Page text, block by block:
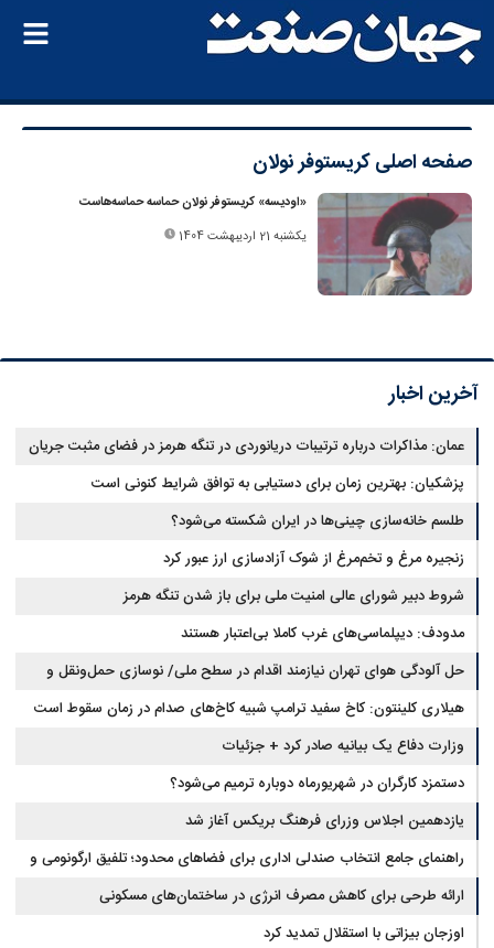
صفحه اصلیکریستوفر نولان
«اودیسه» کریستوفر نولان حماسه حماسه‌هاست
یکشنبه 21 اردیبهشت 1404
آخرین اخبار
عمان: مذاکرات درباره ترتیبات دریانوردی در تنگه هرمز در فضای مثبت جریان
دارد
پزشکیان‌: بهترین زمان برای دستیابی به توافق شرایط کنونی است
طلسم خانه‌سازی چینی‌ها در ایران شکسته می‌شود؟
زنجیره مرغ و تخم‌مرغ از شوک آزادسازی ارز عبور کرد
شروط دبیر شورای عالی امنیت ملی برای باز شدن تنگه هرمز
مدودف: دیپلماسی‌های غرب کاملا بی‌اعتبار هستند
حل آلودگی هوای تهران نیازمند اقدام در سطح ملی/ نوسازی حمل‌ونقل و
کنترل بارگذاری‌هادراولویت
هیلاری کلینتون: کاخ سفید ترامپ شبیه کاخ‌های صدام در زمان سقوط است
وزارت دفاع یک بیانیه صادر کرد + جزئیات
دستمزد کارگران در شهریورماه دوباره ترمیم می‌شود؟
یازدهمین اجلاس وزرای فرهنگ بریکس آغاز شد
راهنمای جامع انتخاب صندلی اداری برای فضاهای محدود؛ تلفیق ارگونومی و
طراحی
ارائه طرحی برای کاهش مصرف انرژی در ساختمان‌های مسکونی
اوزجان بیزاتی با استقلال تمدید کرد